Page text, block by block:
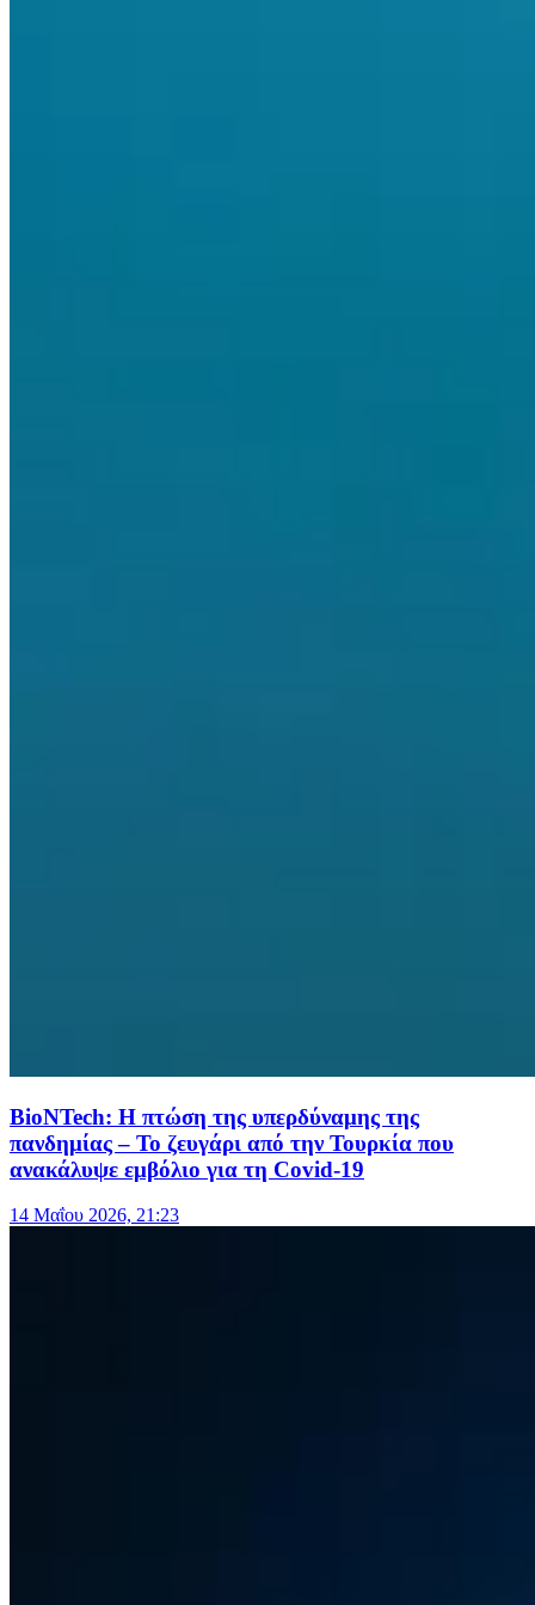
BioNTech: Η πτώση της υπερδύναμης της
πανδημίας – Το ζευγάρι από την Τουρκία που
ανακάλυψε εμβόλιο για τη Covid-19
14 Μαΐου 2026, 21:23